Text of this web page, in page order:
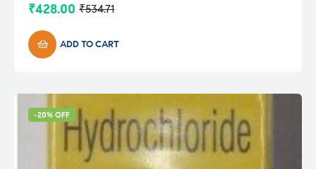
₹534.71
Original
was:
₹534.71.
₹428.00
Current
is:
₹428.00.ADD TO CART
-20% OFF